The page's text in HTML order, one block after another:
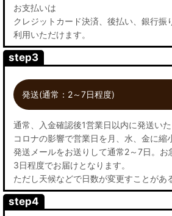
お支払いは
クレジットカード決済、後払い、銀行振
利用いただけます。
step3
発送(通常：2～7日程度)
通常、入金確認後1営業日以内に発送いた
コロナの影響で営業日を月、水、金に縮
発送メールをお送りして通常2～7日。お
3日程度でお届けとなります。
ただし天候などで日数が変更すことがあ
step4